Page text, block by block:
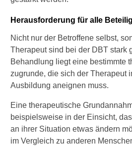
Herausforderung für alle
Nicht nur der Betroffene selbst,
Therapeut sind bei der DBT stark
Behandlung liegt eine bestimmte
zugrunde, die sich der Therapeut
Ausbildung aneignen muss.
Eine therapeutische
beispielsweise in der Einsicht,
an ihrer Situation etwas ändern
im Vergleich zu anderen